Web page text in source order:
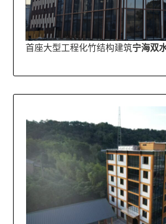
首座大型工程化竹结构建筑宁海双